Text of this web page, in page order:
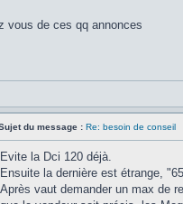
vous de ces qq annonces
du message : Re: besoin de conseil
Evite la Dci 120 déjà.
Ensuite la dernière est étrange,
Après vaut demander un max de